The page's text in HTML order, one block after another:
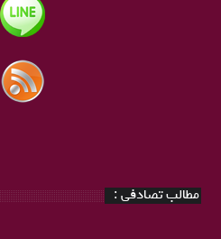
مطالب تصادفی :